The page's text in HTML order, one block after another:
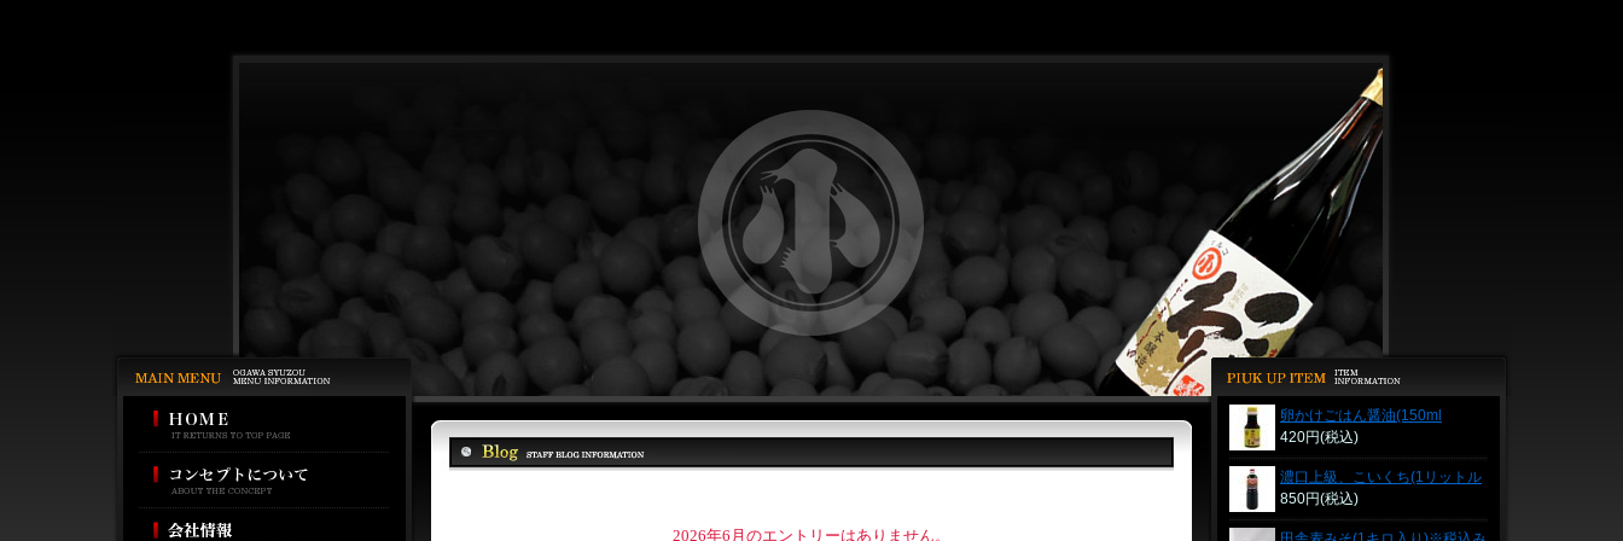
2026年6月のエントリーはありません。
卵かけごはん醤油(150ml
PET)※税込み表示価格
420円(税込)
濃口上級、こいくち(1リットル
PET)※税込み表示価格
850円(税込)